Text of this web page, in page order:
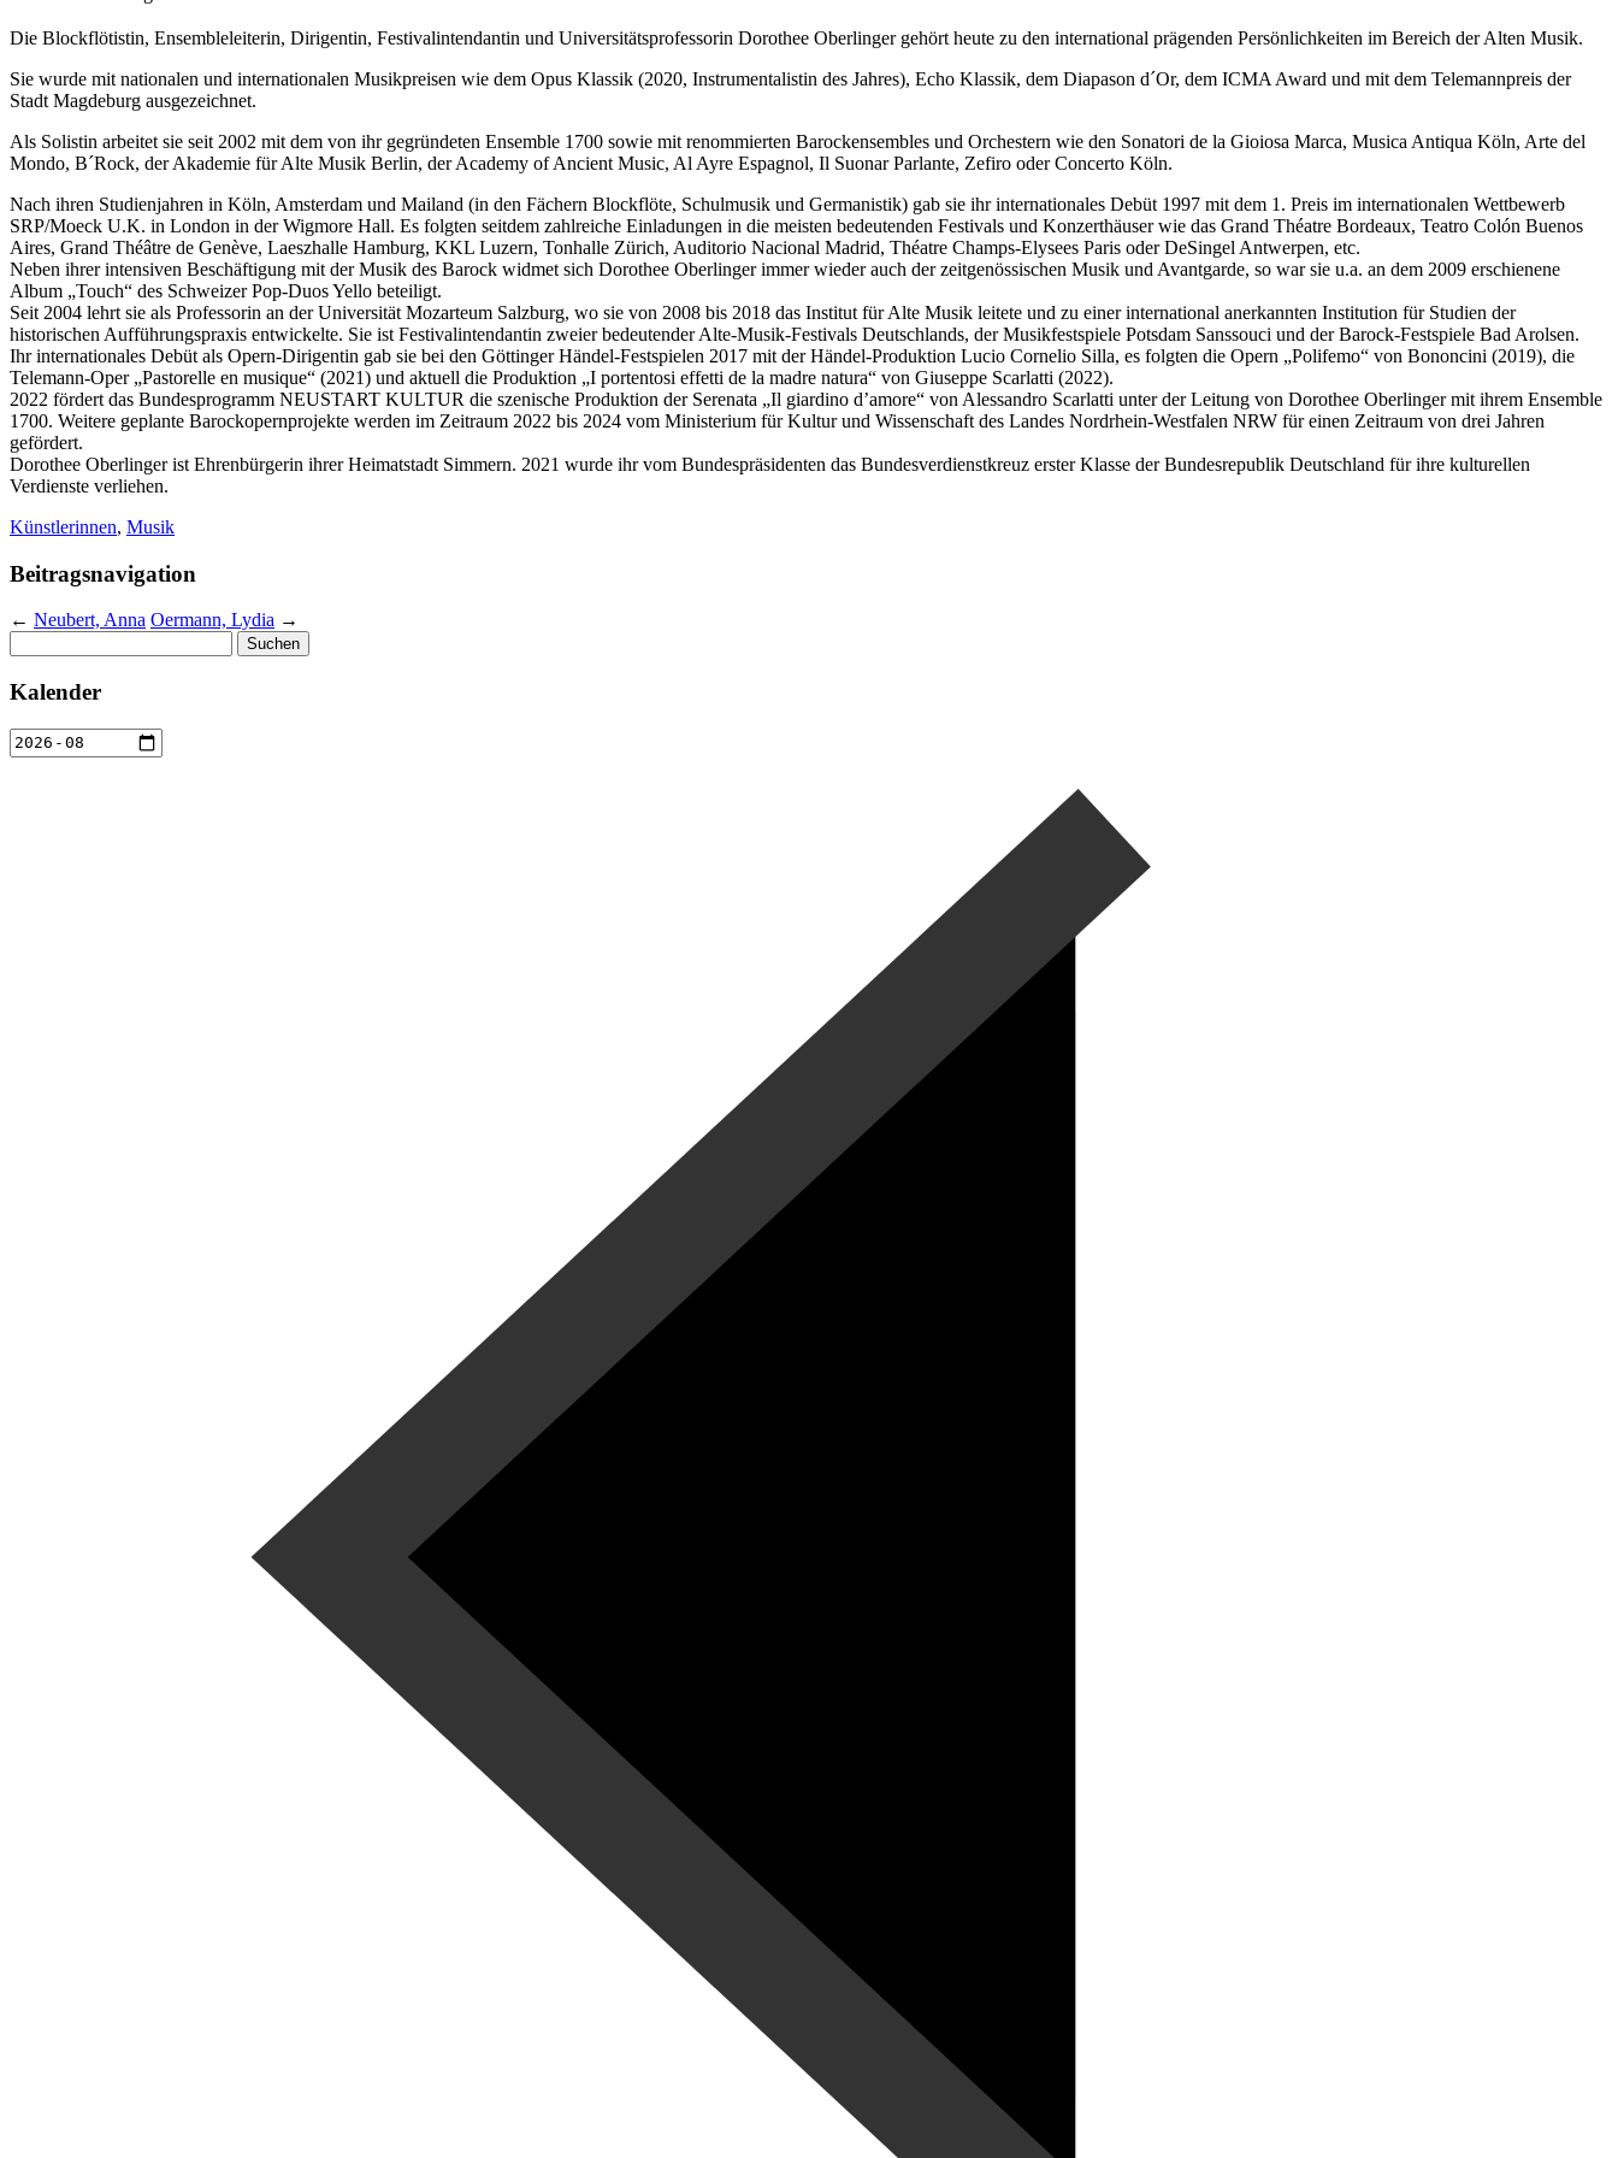
Die Blockflötistin, Ensembleleiterin, Dirigentin, Festivalintendantin und Universitätsprofessorin Dorothee Oberlinger gehört heute zu den international prägenden Persönlichkeiten im Bereich der Alten Musik.
Sie wurde mit nationalen und internationalen Musikpreisen wie dem Opus Klassik (2020, Instrumentalistin des Jahres), Echo Klassik, dem Diapason d´Or, dem ICMA Award und mit dem Telemannpreis der
Stadt Magdeburg ausgezeichnet.
Als Solistin arbeitet sie seit 2002 mit dem von ihr gegründeten Ensemble 1700 sowie mit renommierten Barockensembles und Orchestern wie den Sonatori de la Gioiosa Marca, Musica Antiqua Köln, Arte del
Mondo, B´Rock, der Akademie für Alte Musik Berlin, der Academy of Ancient Music, Al Ayre Espagnol, Il Suonar Parlante, Zefiro oder Concerto Köln.
Nach ihren Studienjahren in Köln, Amsterdam und Mailand (in den Fächern Blockflöte, Schulmusik und Germanistik) gab sie ihr internationales Debüt 1997 mit dem 1. Preis im internationalen Wettbewerb
SRP/Moeck U.K. in London in der Wigmore Hall. Es folgten seitdem zahlreiche Einladungen in die meisten bedeutenden Festivals und Konzerthäuser wie das Grand Théatre Bordeaux, Teatro Colón Buenos
Aires, Grand Théâtre de Genève, Laeszhalle Hamburg, KKL Luzern, Tonhalle Zürich, Auditorio Nacional Madrid, Théatre Champs-Elysees Paris oder DeSingel Antwerpen, etc.
Neben ihrer intensiven Beschäftigung mit der Musik des Barock widmet sich Dorothee Oberlinger immer wieder auch der zeitgenössischen Musik und Avantgarde, so war sie u.a. an dem 2009 erschienene
Album „Touch“ des Schweizer Pop-Duos Yello beteiligt.
Seit 2004 lehrt sie als Professorin an der Universität Mozarteum Salzburg, wo sie von 2008 bis 2018 das Institut für Alte Musik leitete und zu einer international anerkannten Institution für Studien der
historischen Aufführungspraxis entwickelte. Sie ist Festivalintendantin zweier bedeutender Alte-Musik-Festivals Deutschlands, der Musikfestspiele Potsdam Sanssouci und der Barock-Festspiele Bad Arolsen.
Ihr internationales Debüt als Opern-Dirigentin gab sie bei den Göttinger Händel-Festspielen 2017 mit der Händel-Produktion Lucio Cornelio Silla, es folgten die Opern „Polifemo“ von Bononcini (2019), die
Telemann-Oper „Pastorelle en musique“ (2021) und aktuell die Produktion „I portentosi effetti de la madre natura“ von Giuseppe Scarlatti (2022).
2022 fördert das Bundesprogramm NEUSTART KULTUR die szenische Produktion der Serenata „Il giardino d’amore“ von Alessandro Scarlatti unter der Leitung von Dorothee Oberlinger mit ihrem Ensemble
1700. Weitere geplante Barockopernprojekte werden im Zeitraum 2022 bis 2024 vom Ministerium für Kultur und Wissenschaft des Landes Nordrhein-Westfalen NRW für einen Zeitraum von drei Jahren
gefördert.
Dorothee Oberlinger ist Ehrenbürgerin ihrer Heimatstadt Simmern. 2021 wurde ihr vom Bundespräsidenten das Bundesverdienstkreuz erster Klasse der Bundesrepublik Deutschland für ihre kulturellen
Verdienste verliehen.
Künstlerinnen, Musik
Beitragsnavigation
← Neubert, Anna Oermann, Lydia →
nach:
Kalender